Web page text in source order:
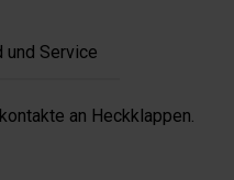
und Service
an Heckklappen.